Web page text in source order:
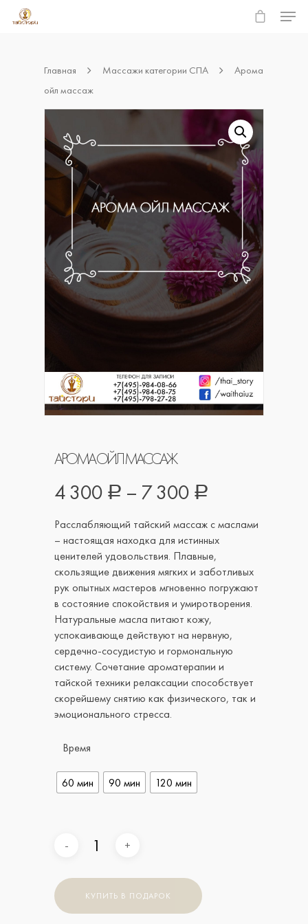
Hit enter to search or ESC to close
Главная Массажи категории СПА
Арома
ойл массаж
АРОМА ОЙЛ МАССАЖ
4 300 Р – 7 300 Р
Расслабляющий тайский массаж с маслами
– настоящая находка для истинных
ценителей удовольствия. Плавные,
скользящие движения мягких и заботливых
рук опытных мастеров мгновенно погружают
в состояние спокойствия и умиротворения.
Натуральные масла питают кожу,
успокаивающе действуют на нервную,
сердечно-сосудистую и гормональную
систему. Сочетание ароматерапии и
тайской техники релаксации способствует
скорейшему снятию как физического, так и
эмоционального стресса.
Время
60 мин 90 мин 120 мин
КУПИТЬ В ПОДАРОКПодарочный Сертификат
Абонементы